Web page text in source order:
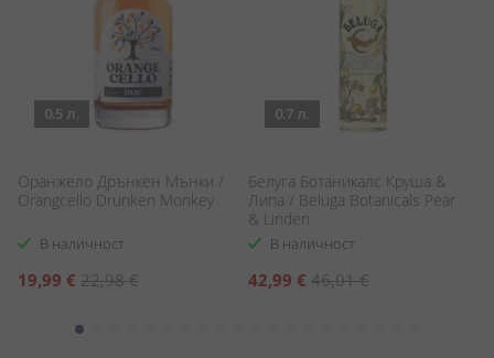
0.5 л.
Оранжело Дрънкен Мънки /
Orangcello Drunken Monkey
В наличност
Специална
19,99 € 22,98 €
0.7 л.
Белуга Ботаникалс Круша &
Липа / Beluga Botanicals Pear
& Linden
В наличност
Специална
42,99 € 46,01 €